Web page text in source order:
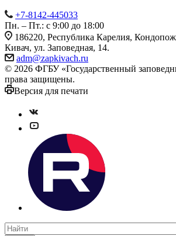
+7-8142-445033
Пн. – Пт.: с 9:00 до 18:00
186220, Республика Карелия,
Кивач, ул. Заповедная, 14.
adm@zapkivach.ru
© 2026 ФГБУ «Государственный
права защищены.
Версия для печати